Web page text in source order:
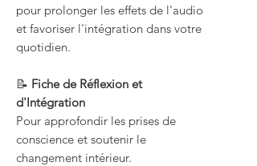
pour prolonger les effets de l'audio
et favoriser l'intégration dans votre
quotidien.
📝 Fiche de Réflexion et
d'Intégration
Pour approfondir les prises de
conscience et soutenir le
changement intérieur.